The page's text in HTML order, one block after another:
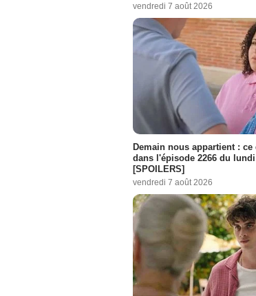
vendredi 7 août 2026
Demain nous appartient : ce
dans l'épisode 2266 du lundi
[SPOILERS]
vendredi 7 août 2026